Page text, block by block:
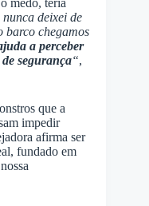
medo, teria
nunca deixei de
barco chegamos
a perceber
segurança“,
que a
impedir
afirma ser
fundado em